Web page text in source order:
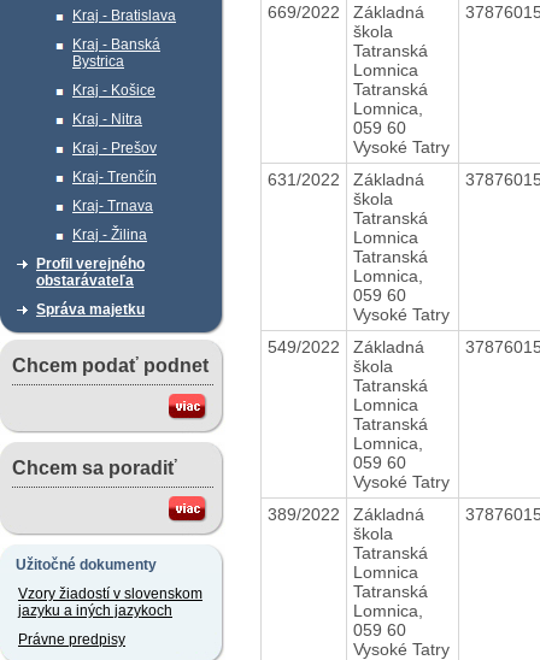
Kraj - Bratislava
Kraj - Banská
Bystrica
Kraj - Košice
Kraj - Nitra
Kraj - Prešov
Kraj- Trenčín
Kraj- Trnava
Kraj - Žilina
Profil verejného
obstarávateľa
Správa majetku
Chcem podať podnet
Chcem sa poradiť
Užitočné dokumenty
Vzory žiadostí v slovenskom
jazyku a iných jazykoch
Právne predpisy
669/2022
Základná
škola
Tatranská
Lomnica
Tatranská
Lomnica,
059 60
Vysoké Tatry
631/2022
Základná
škola
Tatranská
Lomnica
Tatranská
Lomnica,
059 60
Vysoké Tatry
549/2022
Základná
škola
Tatranská
Lomnica
Tatranská
Lomnica,
059 60
Vysoké Tatry
389/2022
Základná
škola
Tatranská
Lomnica
Tatranská
Lomnica,
059 60
Vysoké Tatry